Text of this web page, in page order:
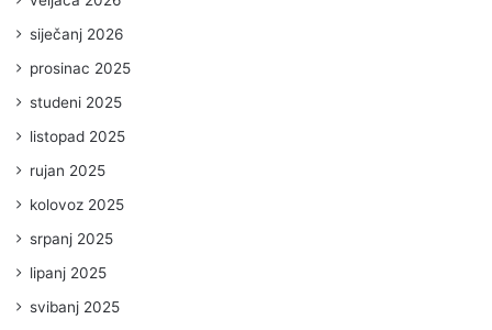
siječanj 2026
prosinac 2025
studeni 2025
listopad 2025
rujan 2025
kolovoz 2025
srpanj 2025
lipanj 2025
svibanj 2025